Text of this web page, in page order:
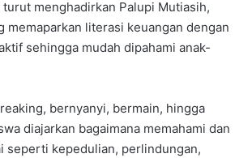
turut menghadirkan Palupi Mutiasih,
memaparkan literasi keuangan ‎dengan
sehingga mudah dipahami anak-
bernyanyi, ‎bermain, hingga
diajarkan bagaimana memahami dan
seperti kepedulian, perlindungan,